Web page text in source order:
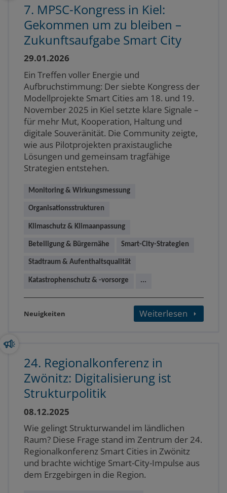
7. MPSC-Kongress in Kiel:
Gekommen um zu bleiben –
Zukunftsaufgabe Smart City
29.01.2026
Ein Treffen voller Energie und
Aufbruchstimmung: Der siebte Kongress der
Modellprojekte Smart Cities am 18. und 19.
November 2025 in Kiel setzte klare Signale –
für mehr Mut, Kooperation, Haltung und
digitale Souveränität. Die Community zeigte,
wie aus Pilotprojekten praxistaugliche
Lösungen und gemeinsam tragfähige
Strategien entstehen.
Monitoring & Wirkungsmessung
Organisationsstrukturen
Klimaschutz & Klimaanpassung
Beteiligung & Bürgernähe Smart-City-Strategien
Stadtraum & Aufenthaltsqualität
Katastrophenschutz & -vorsorge ...
Neuigkeiten Weiterlesen
24. Regionalkonferenz in
Zwönitz: Digitalisierung ist
Strukturpolitik
08.12.2025
Wie gelingt Strukturwandel im ländlichen
Raum? Diese Frage stand im Zentrum der 24.
Regionalkonferenz Smart Cities in Zwönitz
und brachte wichtige Smart-City-Impulse aus
dem Erzgebirgen in die Region.